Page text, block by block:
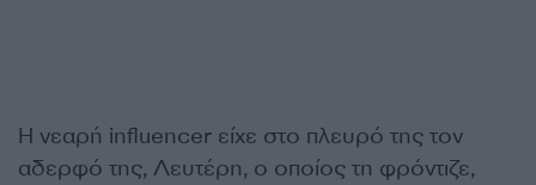
Η νεαρή influencer είχε στο πλευρό της τον
αδερφό της, Λευτέρη, ο οποίος τη φρόντιζε,